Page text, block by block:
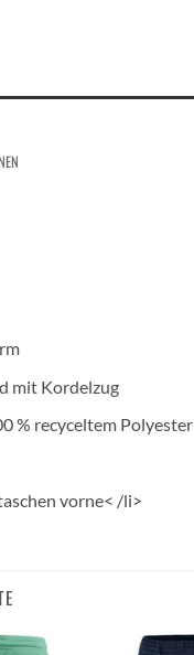
mit Kordelzug
% recyceltem Polyester
vorne< /li>